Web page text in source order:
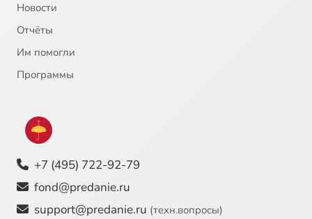
Новости
Отчёты
Им помогли
Программы
+7 (495) 722-92-79
fond@predanie.ru
support@predanie.ru (техн.вопросы)